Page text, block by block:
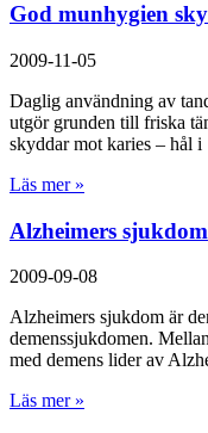
God munhygien
2009-11-05
Daglig användning av
utgör grunden till friska
skyddar mot karies – hål i
Läs mer »
Alzheimers sjukdom
2009-09-08
Alzheimers sjukdom är
demenssjukdomen.
med demens lider av
Läs mer »